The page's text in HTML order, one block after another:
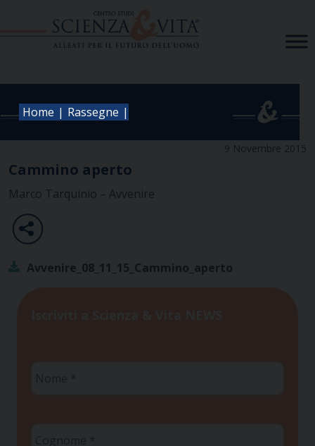
Home | Rassegne |
9 Novembre 2015
Cammino aperto
Marco Tarquinio – Avvenire
Avvenire_08_11_15_Cammino_aperto